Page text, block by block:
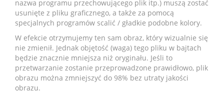
nazwa programu przechowującego plik itp.) muszą zostać
usunięte z pliku graficznego, a także za pomocą
specjalnych programów scalić / gładkie podobne kolory.
W efekcie otrzymujemy ten sam obraz, który wizualnie się
nie zmienił. Jednak objętość (waga) tego pliku w bajtach
będzie znacznie mniejsza niż oryginału. Jeśli to
przetwarzanie zostanie przeprowadzone prawidłowo, plik
obrazu można zmniejszyć do 98% bez utraty jakości
obrazu.